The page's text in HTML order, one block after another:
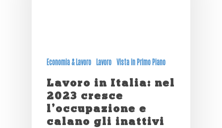
Economia & Lavoro Lavoro Vista in Primo Piano
Lavoro in Italia: nel
2023 cresce
l’occupazione e
calano gli inattivi